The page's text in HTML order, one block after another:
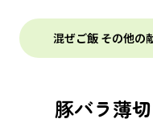
混ぜご飯 その他の
豚バラ薄